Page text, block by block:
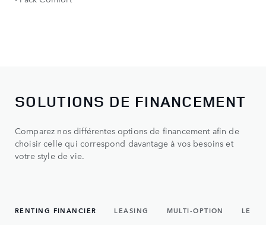
SOLUTIONS DE FINANCEMENT
Comparez nos différentes options de financement afin de
choisir celle qui correspond davantage à vos besoins et
votre style de vie.
RENTING FINANCIER LEASING MULTI-OPTION LE